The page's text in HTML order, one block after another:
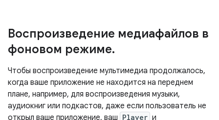
Воспроизведение медиафайлов в
фоновом режиме.
Чтобы воспроизведение мультимедиа продолжалось,
когда ваше приложение не находится на переднем
плане, например, для воспроизведения музыки,
аудиокниг или подкастов, даже если пользователь не
открыл ваше приложение, ваш Player и